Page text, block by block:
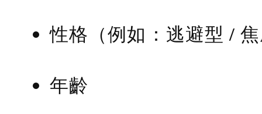
性格（例如：逃避型 /
年齡